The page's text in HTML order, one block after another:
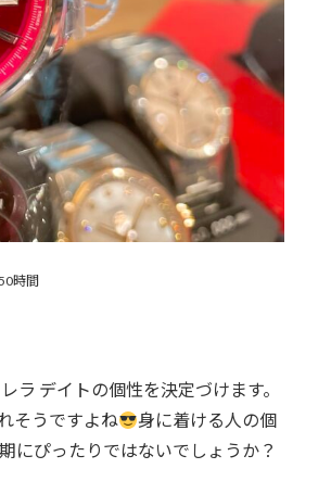
時間
ラ デイトの個性を決定づけます。
そうですよね
身に着ける人の個
にぴったりではないでしょうか？